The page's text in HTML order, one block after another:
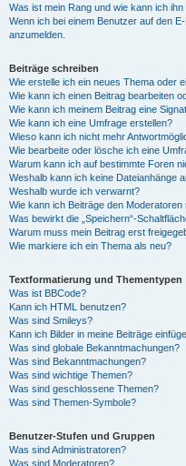
Was ist mein Rang und wie kann ich ihn
Wenn ich bei einem Benutzer auf den
anzumelden.
Beiträge schreiben
Wie erstelle ich ein neues Thema oder
Wie kann ich einen Beitrag bearbeiten
Wie kann ich meinem Beitrag eine
Wie kann ich eine Umfrage erstellen?
Wieso kann ich nicht mehr
Wie bearbeite oder lösche ich eine
Warum kann ich auf bestimmte Foren
Weshalb kann ich keine Dateianhänge
Weshalb wurde ich verwarnt?
Wie kann ich Beiträge den Moderatoren
Was bewirkt die „Speichern“-
Warum muss mein Beitrag erst
Wie markiere ich ein Thema als neu?
Textformatierung und Thementypen
Was ist BBCode?
Kann ich HTML benutzen?
Was sind Smileys?
Kann ich Bilder in meine Beiträge
Was sind globale Bekanntmachungen?
Was sind Bekanntmachungen?
Was sind wichtige Themen?
Was sind geschlossene Themen?
Was sind Themen-Symbole?
Benutzer-Stufen und Gruppen
Was sind Administratoren?
Was sind Moderatoren?